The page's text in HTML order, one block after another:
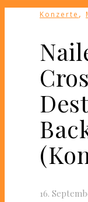
Konzerte ,
16.